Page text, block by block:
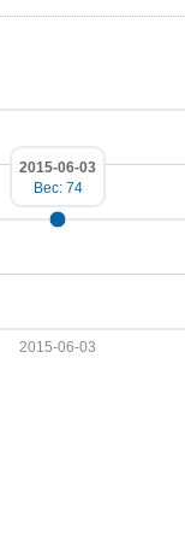
2015-06-03
2015-06-03
Вес: 74